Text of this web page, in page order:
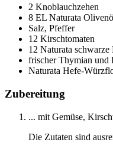
2 Knoblauchzehen
8 EL Naturata
Salz, Pfeffer
12 Kirschtomaten
12 Naturata
frischer Thymian und
Naturata Hefe-
Zubereitung
... mit Gemüse,
Die Zutaten sind